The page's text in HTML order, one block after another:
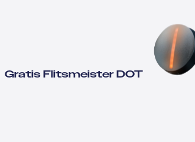
Gratis Flitsmeister DOT